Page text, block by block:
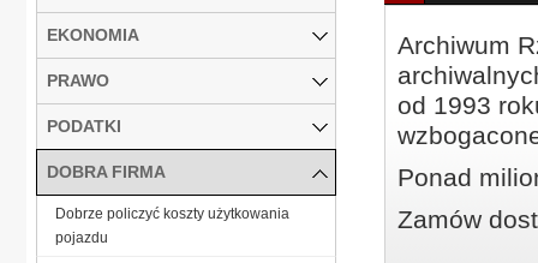
Archiwum
od 1993
Ponad
Zamów
EKONOMIA
PRAWO
PODATKI
DOBRA FIRMA
Dobrze policzyć koszty użytkowania
pojazdu